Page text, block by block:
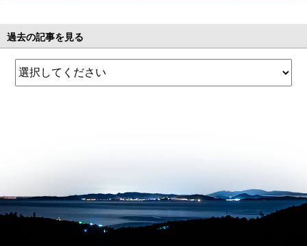
過去の記事を見る